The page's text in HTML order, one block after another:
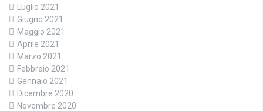
Luglio 2021
Giugno 2021
Maggio 2021
Aprile 2021
Marzo 2021
Febbraio 2021
Gennaio 2021
Dicembre 2020
Novembre 2020